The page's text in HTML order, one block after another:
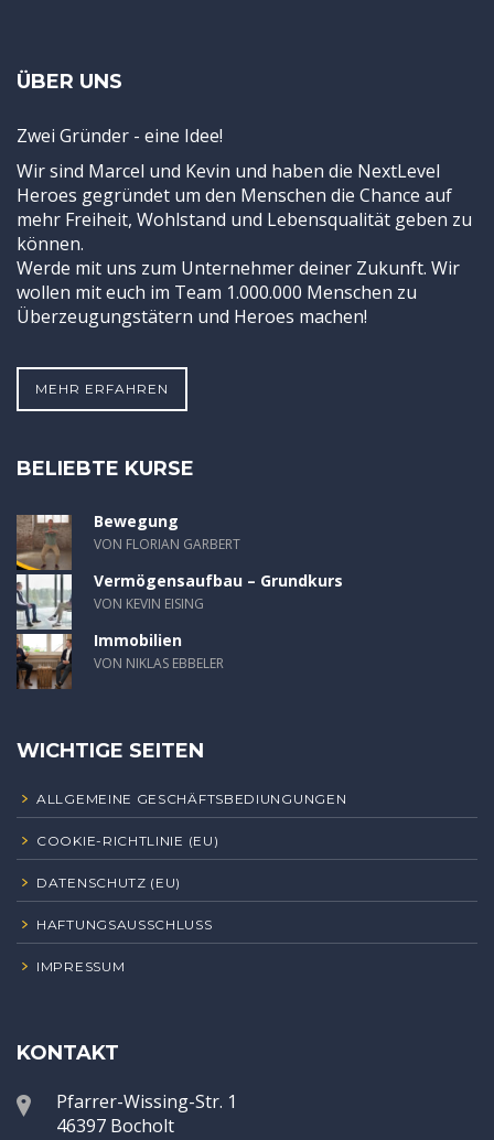
ÜBER UNS
Zwei Gründer - eine Idee!
Wir sind Marcel und Kevin und haben die NextLevel
Heroes gegründet um den Menschen die Chance auf
mehr Freiheit, Wohlstand und Lebensqualität geben zu
können.
Werde mit uns zum Unternehmer deiner Zukunft. Wir
wollen mit euch im Team 1.000.000 Menschen zu
Überzeugungstätern und Heroes machen!
MEHR ERFAHREN
BELIEBTE KURSE
Bewegung
VON FLORIAN GARBERT
Vermögensaufbau – Grundkurs
VON KEVIN EISING
Immobilien
VON NIKLAS EBBELER
WICHTIGE SEITEN
ALLGEMEINE GESCHÄFTSBEDIUNGUNGEN
COOKIE-RICHTLINIE (EU)
DATENSCHUTZ (EU)
HAFTUNGSAUSSCHLUSS
IMPRESSUM
KONTAKT
Pfarrer-Wissing-Str. 1
46397 Bocholt